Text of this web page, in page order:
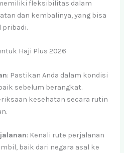
fleksibilitas dalam
dan kembalinya, yang bisa
pribadi.
Haji Plus 2026
: Pastikan Anda dalam kondisi
sebelum berangkat.
kesehatan secara rutin
: Kenali rute perjalanan
baik dari negara asal ke